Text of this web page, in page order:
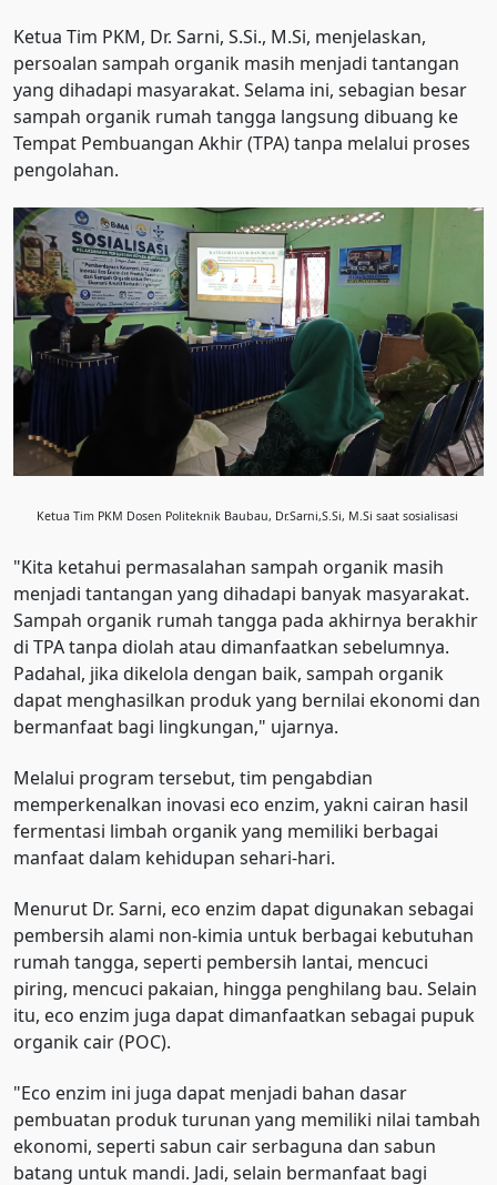
Ketua Tim PKM, Dr. Sarni, S.Si., M.Si, menjelaskan,
persoalan sampah organik masih menjadi tantangan
yang dihadapi masyarakat. Selama ini, sebagian besar
sampah organik rumah tangga langsung dibuang ke
Tempat Pembuangan Akhir (TPA) tanpa melalui proses
pengolahan.
Ketua Tim PKM Dosen Politeknik Baubau, Dr.Sarni,S.Si, M.Si saat sosialisasi
"Kita ketahui permasalahan sampah organik masih
menjadi tantangan yang dihadapi banyak masyarakat.
Sampah organik rumah tangga pada akhirnya berakhir
di TPA tanpa diolah atau dimanfaatkan sebelumnya.
Padahal, jika dikelola dengan baik, sampah organik
dapat menghasilkan produk yang bernilai ekonomi dan
bermanfaat bagi lingkungan," ujarnya.
Melalui program tersebut, tim pengabdian
memperkenalkan inovasi eco enzim, yakni cairan hasil
fermentasi limbah organik yang memiliki berbagai
manfaat dalam kehidupan sehari-hari.
Menurut Dr. Sarni, eco enzim dapat digunakan sebagai
pembersih alami non-kimia untuk berbagai kebutuhan
rumah tangga, seperti pembersih lantai, mencuci
piring, mencuci pakaian, hingga penghilang bau. Selain
itu, eco enzim juga dapat dimanfaatkan sebagai pupuk
organik cair (POC).
"Eco enzim ini juga dapat menjadi bahan dasar
pembuatan produk turunan yang memiliki nilai tambah
ekonomi, seperti sabun cair serbaguna dan sabun
batang untuk mandi. Jadi, selain bermanfaat bagi